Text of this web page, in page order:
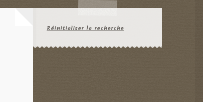
Réinitialiser la recherche